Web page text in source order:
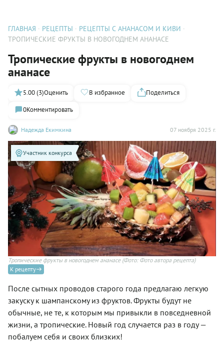
ГЛАВНАЯ РЕЦЕПТЫ
РЕЦЕПТЫ С АНАНАСОМ И КИВИ
ТРОПИЧЕСКИЕ ФРУКТЫ В НОВОГОДНЕМ АНАНАСЕ
Тропические фрукты в новогоднем
ананасе
Надежда Екимкина 07 ноября 2025 г.
5.00 (3)Оценить В избранное
Поделиться
0Комментировать
Участник конкурса
Тропические фрукты в новогоднем ананасе(Фото: Фото автора рецепта)
К рецепту
После сытных проводов старого года предлагаю легкую
закуску к шампанскому из фруктов. Фрукты будут не
обычные, не те, к которым мы привыкли в повседневной
жизни, а тропические. Новый год случается раз в году —
побалуем себя и своих близких!